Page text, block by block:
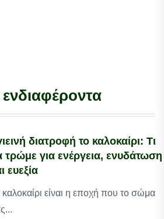
διατροφή το καλοκαίρι: Τι
τρώμε για ενέργεια, ενυδάτωση
ευεξία
καλοκαίρι είναι η εποχή που το σώμα